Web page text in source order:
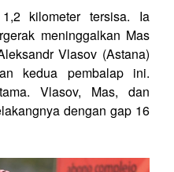
kilometer tersisa. Ia
meninggalkan Mas
Vlasov (Astana)
kedua pembalap ini.
Vlasov, Mas, dan
dengan gap 16